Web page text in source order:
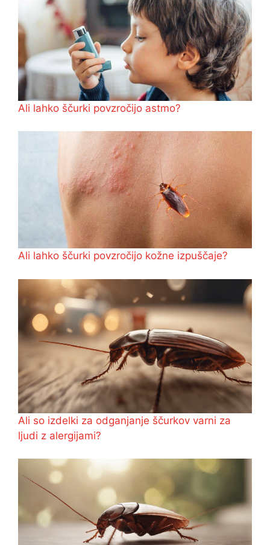
Ali lahko ščurki povzročijo astmo?
Ali lahko ščurki povzročijo kožne izpuščaje?
Ali so izdelki za odganjanje ščurkov varni za
ljudi z alergijami?